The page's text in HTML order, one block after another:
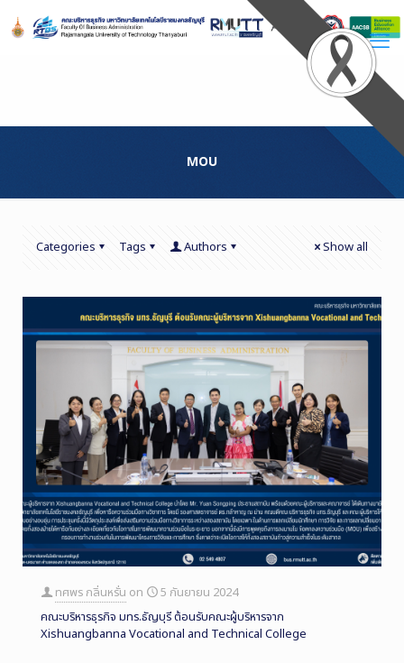
Content
MOU
Categories Tags Authors Show all
ทศพร กลิ่นหรั่น on
5 กันยายน 2024
คณะบริหารธุรกิจ มทร.ธัญบุรี ต้อนรับคณะผู้บริหารจาก
Xishuangbanna Vocational and Technical College